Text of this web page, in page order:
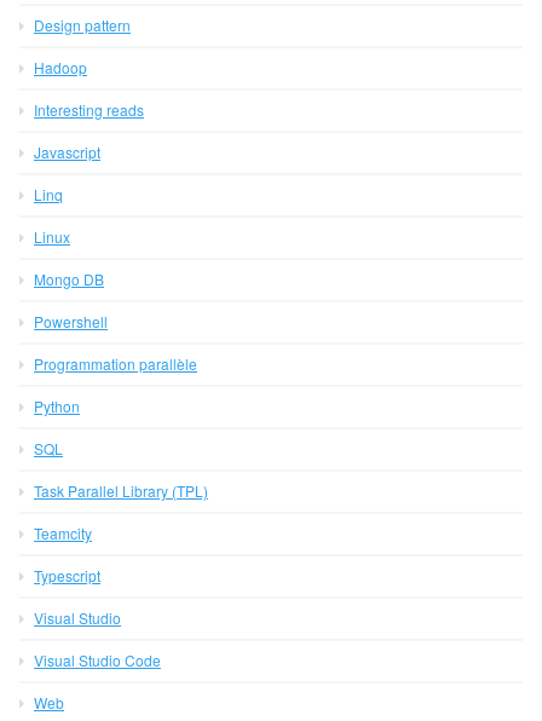
Design pattern
Hadoop
Interesting reads
Javascript
Linq
Linux
Mongo DB
Powershell
Programmation parallèle
Python
SQL
Task Parallel Library (TPL)
Teamcity
Typescript
Visual Studio
Visual Studio Code
Web